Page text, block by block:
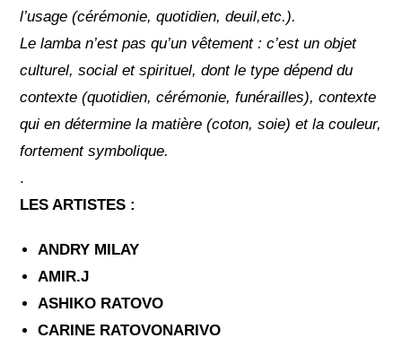
l’usage (cérémonie, quotidien, deuil,etc.).
Le lamba n’est pas qu’un vêtement : c’est un objet
culturel, social et spirituel, dont le type dépend du
contexte (quotidien, cérémonie, funérailles), contexte
qui en détermine la matière (coton, soie) et la couleur,
fortement symbolique.
.
LES ARTISTES :
ANDRY MILAY
AMIR.J
ASHIKO RATOVO
CARINE RATOVONARIVO